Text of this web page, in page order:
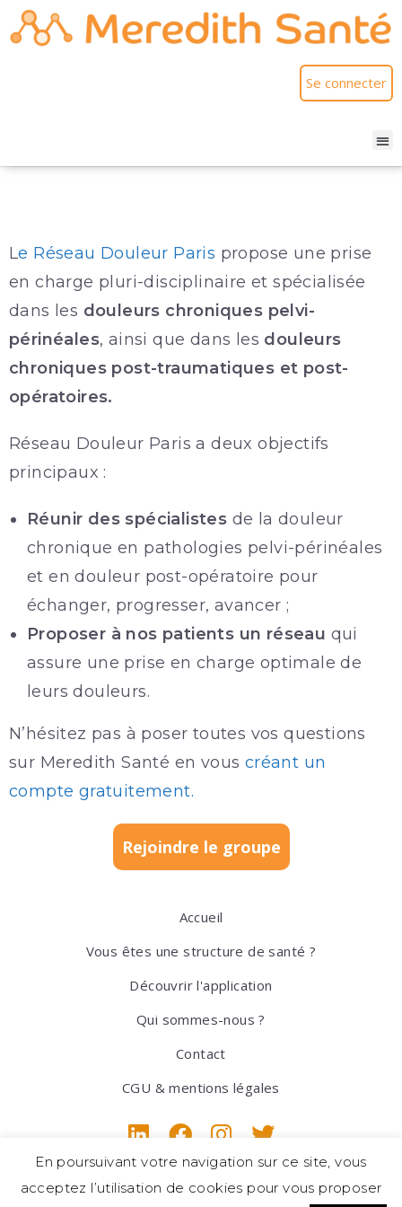
Se connecter
Le Réseau Douleur Paris propose une prise
en charge pluri-disciplinaire et spécialisée
dans les douleurs chroniques pelvi-
périnéales, ainsi que dans les douleurs
chroniques post-traumatiques et post-
opératoires.
Réseau Douleur Paris a deux objectifs
principaux :
Réunir des spécialistes de la douleur
chronique en pathologies pelvi-périnéales
et en douleur post-opératoire pour
échanger, progresser, avancer ;
Proposer à nos patients un réseau qui
assure une prise en charge optimale de
leurs douleurs.
N’hésitez pas à poser toutes vos questions
sur Meredith Santé en vous créant un
compte gratuitement.
Rejoindre le groupe
Accueil
Vous êtes une structure de santé ?
Découvrir l'application
Qui sommes-nous ?
Contact
CGU & mentions légales
En poursuivant votre navigation sur ce site, vous
acceptez l’utilisation de cookies pour vous proposer